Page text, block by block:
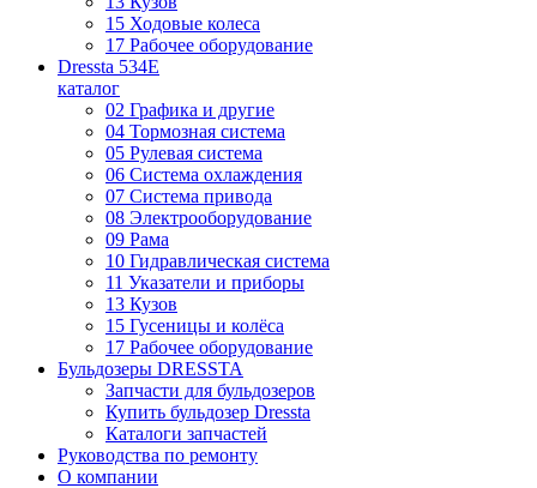
15 Ходовые колеса
17 Рабочее оборудование
Dressta 534E
каталог
02 Графика и другие
04 Тормозная система
05 Рулевая система
06 Система охлаждения
07 Система привода
08 Электрооборудование
09 Рама
10 Гидравлическая система
11 Указатели и приборы
13 Кузов
15 Гусеницы и колёса
17 Рабочее оборудование
Бульдозеры DRESSTA
Запчасти для бульдозеров
Купить бульдозер Dressta
Каталоги запчастей
Руководства по ремонту
О компании